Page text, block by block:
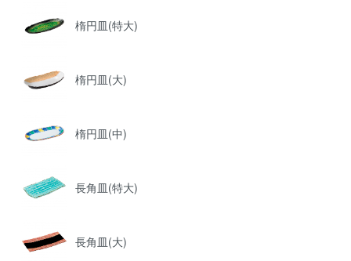
楕円皿(特大)
楕円皿(大)
楕円皿(中)
長角皿(特大)
長角皿(大)